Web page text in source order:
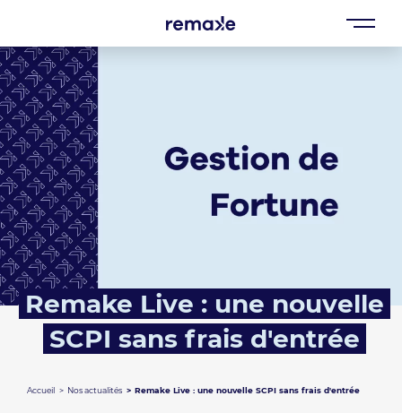
Remake Live : une nouvelle
SCPI sans frais d'entrée
Accueil Nos actualités Remake Live : une nouvelle SCPI sans frais d'entrée